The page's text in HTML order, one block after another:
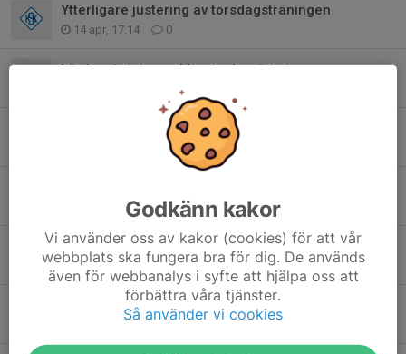
Ytterligare justering av torsdagsträningen
14 apr, 17:14 0
Lördagsträningen blir söndagsträning
Justerad träningstid på torsdagar
0
15 mar, 13:09 0
Försäljning Delikatesskungen!
5 mar, 20:46 0
Bemanning för cafét/kiosken VT-26.
27 jan, 17:42 0
Godkänn kakor
Vi använder oss av kakor (cookies) för att vår
webbplats ska fungera bra för dig. De används
även för webbanalys i syfte att hjälpa oss att
förbättra våra tjänster.
Så använder vi cookies